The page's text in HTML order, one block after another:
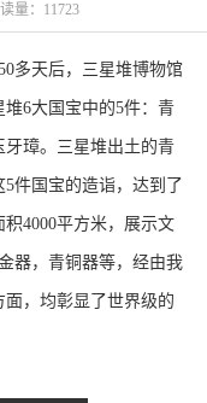
量：11723
多天后，三星堆博物馆
6大国宝中的5件：青
璋。三星堆出土的青
件国宝的造诣，达到了
4000平方米，展示文
器，青铜器等，经由我
，均彰显了世界级的